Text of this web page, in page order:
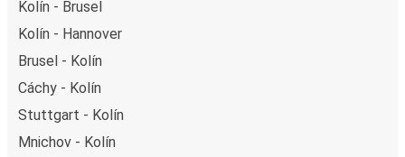
Kolín - Brusel
Kolín - Hannover
Brusel - Kolín
Cáchy - Kolín
Stuttgart - Kolín
Mnichov - Kolín